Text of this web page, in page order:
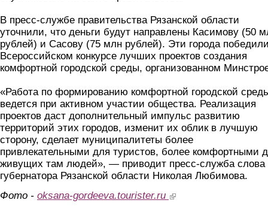
В пресс-службе правительства Рязанской области
уточнили, что деньги будут направлены Касимову (50
рублей) и Сасову (75 млн рублей). Эти города
Всероссийском конкурсе лучших проектов создания
комфортной городской среды, организованном
«Работа по формированию комфортной городской
ведется при активном участии общества. Реализация
проектов даст дополнительный импульс развитию
территорий этих городов, изменит их облик в лучшую
сторону, сделает муниципалитеты более
привлекательными для туристов, более комфортными
живущих там людей», — приводит пресс-служба слова
губернатора Рязанской области Николая Любимова.
Фото - oksana-gordeeva.tourister.ru (link is external)